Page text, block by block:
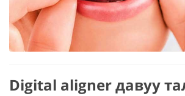
Digital aligner давуу